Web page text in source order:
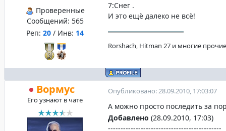
Проверенные
Сообщений: 565
Реп: 20 / Инв: 14
7:Снег .
И это ещё далеко не всё!
Rorshach, Hitman 27 и многие
Вормус
Его узнают в чате
Опубликовано: 28.09.2010, 17:03:07
А можно просто последить за
Добавлено (28.09.2010, 17:03)
---------------------------------------------